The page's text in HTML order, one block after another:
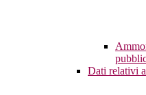
Dati relativi